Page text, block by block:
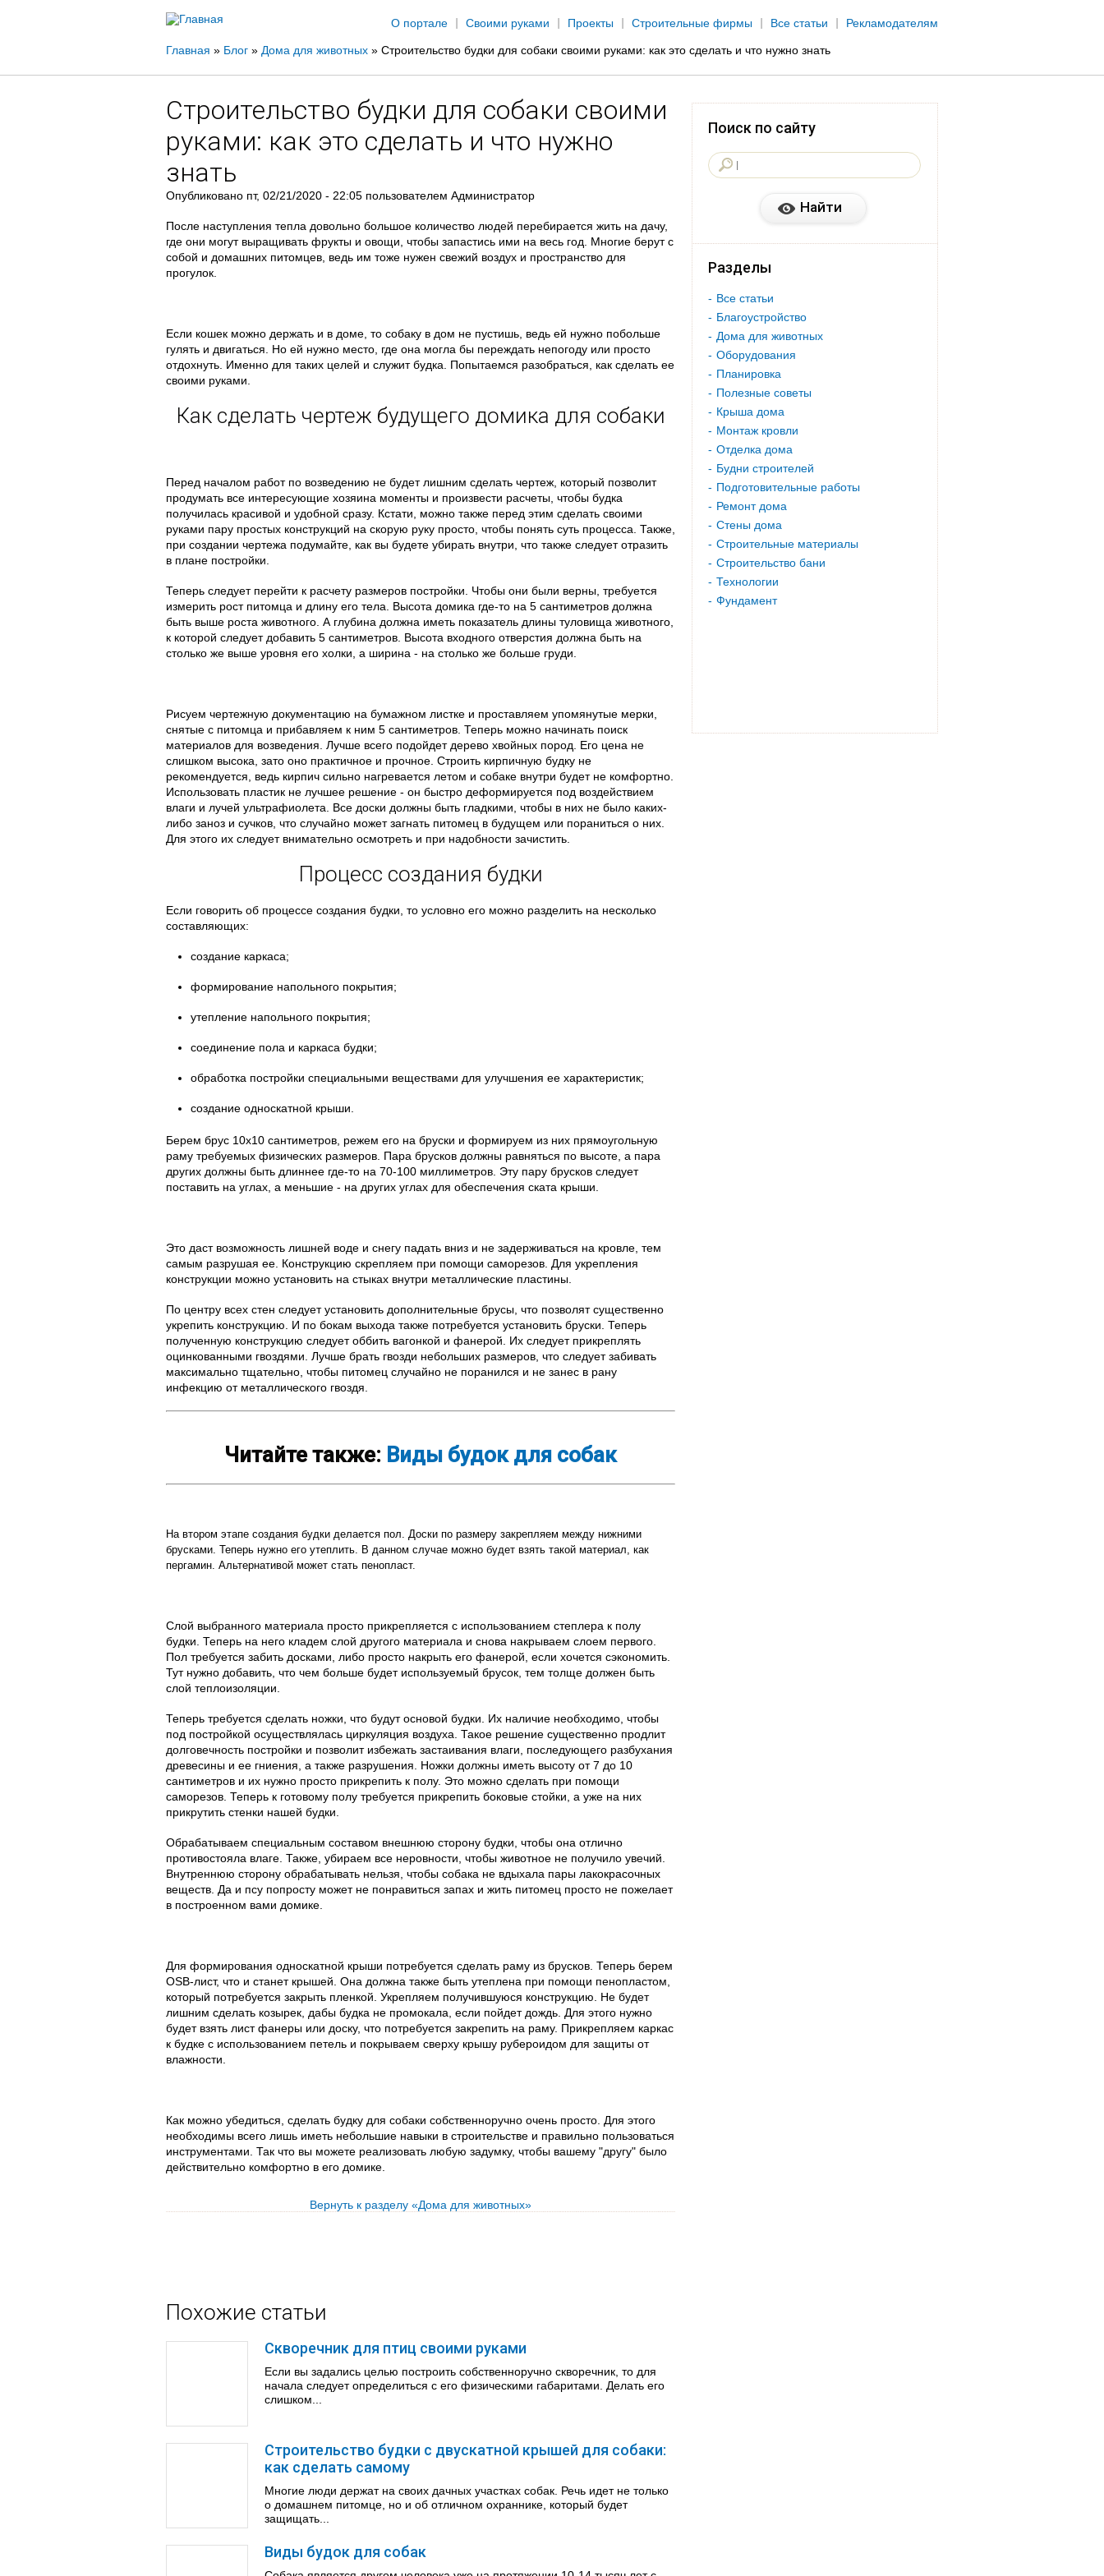
О портале
Своими руками Проекты Строительные фирмы Все статьи Рекламодателям
Вы
здесь
Главная » Блог » Дома для животных » Строительство будки для собаки своими руками: как это сделать и что нужно знать
Строительство будки для собаки своими
руками: как это сделать и что нужно
знать
Опубликовано пт, 02/21/2020 - 22:05 пользователем Администратор
После наступления тепла довольно большое количество людей перебирается жить на дачу,
где они могут выращивать фрукты и овощи, чтобы запастись ими на весь год. Многие берут с
собой и домашних питомцев, ведь им тоже нужен свежий воздух и пространство для
прогулок.
Если кошек можно держать и в доме, то собаку в дом не пустишь, ведь ей нужно побольше
гулять и двигаться. Но ей нужно место, где она могла бы переждать непогоду или просто
отдохнуть. Именно для таких целей и служит будка. Попытаемся разобраться, как сделать ее
своими руками.
Как сделать чертеж будущего домика для собаки
Перед началом работ по возведению не будет лишним сделать чертеж, который позволит
продумать все интересующие хозяина моменты и произвести расчеты, чтобы будка
получилась красивой и удобной сразу. Кстати, можно также перед этим сделать своими
руками пару простых конструкций на скорую руку просто, чтобы понять суть процесса. Также,
при создании чертежа подумайте, как вы будете убирать внутри, что также следует отразить
в плане постройки.
Теперь следует перейти к расчету размеров постройки. Чтобы они были верны, требуется
измерить рост питомца и длину его тела. Высота домика где-то на 5 сантиметров должна
быть выше роста животного. А глубина должна иметь показатель длины туловища животного,
к которой следует добавить 5 сантиметров. Высота входного отверстия должна быть на
столько же выше уровня его холки, а ширина - на столько же больше груди.
Рисуем чертежную документацию на бумажном листке и проставляем упомянутые мерки,
снятые с питомца и прибавляем к ним 5 сантиметров. Теперь можно начинать поиск
материалов для возведения. Лучше всего подойдет дерево хвойных пород. Его цена не
слишком высока, зато оно практичное и прочное. Строить кирпичную будку не
рекомендуется, ведь кирпич сильно нагревается летом и собаке внутри будет не комфортно.
Использовать пластик не лучшее решение - он быстро деформируется под воздействием
влаги и лучей ультрафиолета. Все доски должны быть гладкими, чтобы в них не было каких-
либо заноз и сучков, что случайно может загнать питомец в будущем или пораниться о них.
Для этого их следует внимательно осмотреть и при надобности зачистить.
Процесс создания будки
Если говорить об процессе создания будки, то условно его можно разделить на несколько
составляющих:
создание каркаса;
формирование напольного покрытия;
утепление напольного покрытия;
соединение пола и каркаса будки;
обработка постройки специальными веществами для улучшения ее характеристик;
создание односкатной крыши.
Берем брус 10х10 сантиметров, режем его на бруски и формируем из них прямоугольную
раму требуемых физических размеров. Пара брусков должны равняться по высоте, а пара
других должны быть длиннее где-то на 70-100 миллиметров. Эту пару брусков следует
поставить на углах, а меньшие - на других углах для обеспечения ската крыши.
Это даст возможность лишней воде и снегу падать вниз и не задерживаться на кровле, тем
самым разрушая ее. Конструкцию скрепляем при помощи саморезов. Для укрепления
конструкции можно установить на стыках внутри металлические пластины.
По центру всех стен следует установить дополнительные брусы, что позволят существенно
укрепить конструкцию. И по бокам выхода также потребуется установить бруски. Теперь
полученную конструкцию следует оббить вагонкой и фанерой. Их следует прикреплять
оцинкованными гвоздями. Лучше брать гвозди небольших размеров, что следует забивать
максимально тщательно, чтобы питомец случайно не поранился и не занес в рану
инфекцию от металлического гвоздя.
Читайте также: Виды будок для собак
На втором этапе создания будки делается пол. Доски по размеру закрепляем между нижними
брусками. Теперь нужно его утеплить. В данном случае можно будет взять такой материал, как
пергамин. Альтернативой может стать пенопласт.
Слой выбранного материала просто прикрепляется с использованием степлера к полу
будки. Теперь на него кладем слой другого материала и снова накрываем слоем первого.
Пол требуется забить досками, либо просто накрыть его фанерой, если хочется сэкономить.
Тут нужно добавить, что чем больше будет используемый брусок, тем толще должен быть
слой теплоизоляции.
Теперь требуется сделать ножки, что будут основой будки. Их наличие необходимо, чтобы
под постройкой осуществлялась циркуляция воздуха. Такое решение существенно продлит
долговечность постройки и позволит избежать застаивания влаги, последующего разбухания
древесины и ее гниения, а также разрушения. Ножки должны иметь высоту от 7 до 10
сантиметров и их нужно просто прикрепить к полу. Это можно сделать при помощи
саморезов. Теперь к готовому полу требуется прикрепить боковые стойки, а уже на них
прикрутить стенки нашей будки.
Обрабатываем специальным составом внешнюю сторону будки, чтобы она отлично
противостояла влаге. Также, убираем все неровности, чтобы животное не получило увечий.
Внутреннюю сторону обрабатывать нельзя, чтобы собака не вдыхала пары лакокрасочных
веществ. Да и псу попросту может не понравиться запах и жить питомец просто не пожелает
в построенном вами домике.
Для формирования односкатной крыши потребуется сделать раму из брусков. Теперь берем
OSB-лист, что и станет крышей. Она должна также быть утеплена при помощи пенопластом,
который потребуется закрыть пленкой. Укрепляем получившуюся конструкцию. Не будет
лишним сделать козырек, дабы будка не промокала, если пойдет дождь. Для этого нужно
будет взять лист фанеры или доску, что потребуется закрепить на раму. Прикрепляем каркас
к будке с использованием петель и покрываем сверху крышу рубероидом для защиты от
влажности.
Как можно убедиться, сделать будку для собаки собственноручно очень просто. Для этого
необходимы всего лишь иметь небольшие навыки в строительстве и правильно пользоваться
инструментами. Так что вы можете реализовать любую задумку, чтобы вашему "другу" было
действительно комфортно в его домике.
Вернуть к разделу «Дома для животных»
Похожие статьи
Скворечник для птиц своими руками
Если вы задались целью построить собственноручно скворечник, то для
начала следует определиться с его физическими габаритами. Делать его
слишком...
Строительство будки с двускатной крышей для собаки:
как сделать самому
Многие люди держат на своих дачных участках собак. Речь идет не только
о домашнем питомце, но и об отличном охраннике, который будет
защищать...
Виды будок для собак
Поиск по сайту
Разделы
Все статьи
Благоустройство
Дома для животных
Оборудования
Планировка
Полезные советы
Крыша дома
Монтаж кровли
Отделка дома
Будни строителей
Подготовительные работы
Ремонт дома
Стены дома
Строительные материалы
Строительство бани
Технологии
Фундамент